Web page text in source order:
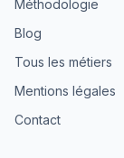
Méthodologie
Blog
Tous les métiers
Mentions légales
Contact